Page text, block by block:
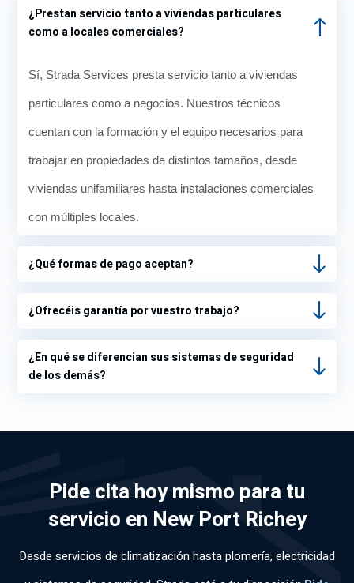
¿Prestan servicio tanto a viviendas particulares
como a locales comerciales?
Sí, Strada Services presta servicio tanto a viviendas
particulares como a negocios. Nuestros técnicos
cuentan con la formación y el equipo necesarios para
trabajar en propiedades de distintos tamaños, desde
viviendas unifamiliares hasta instalaciones comerciales
con múltiples locales.
¿Qué formas de pago aceptan?
¿Ofrecéis garantía por vuestro trabajo?
¿En qué se diferencian sus sistemas de seguridad
de los demás?
Pide cita hoy mismo para tu
servicio en New Port Richey
Desde servicios de climatización hasta plomería, electricidad